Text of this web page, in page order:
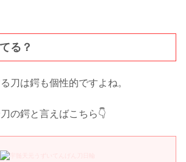
る？
刀は鍔も個性的ですよね。
の鍔と言えばこちら👇